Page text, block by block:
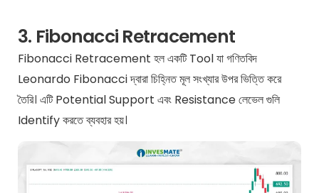
3. Fibonacci Retracement
Fibonacci Retracement হল একটি Tool যা গণিতবিদ
Leonardo Fibonacci দ্বারা চিহ্নিত মূল সংখ্যার উপর ভিত্তি করে
তৈরি। এটি Potential Support এবং Resistance লেভেল গুলি
Identify করতে ব্যবহার হয়।